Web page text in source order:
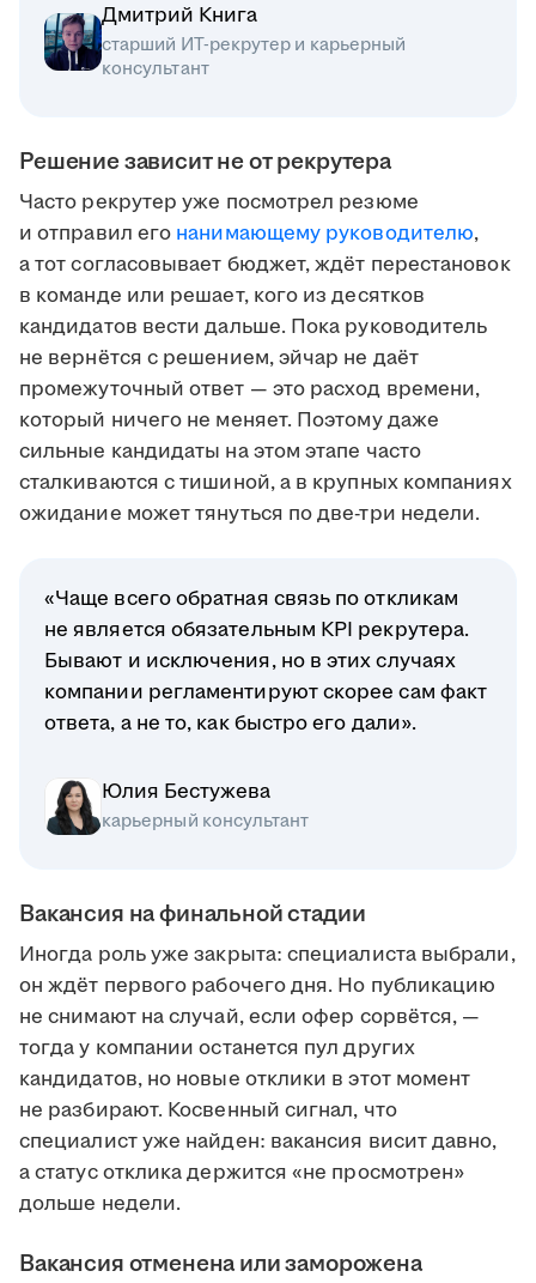
Дмитрий Книга
старший ИТ-рекрутер и карьерный
консультант
Решение зависит не от рекрутера
Часто рекрутер уже посмотрел резюме
и отправил его нанимающему руководителю,
а тот согласовывает бюджет, ждёт перестановок
в команде или решает, кого из десятков
кандидатов вести дальше. Пока руководитель
не вернётся с решением, эйчар не даёт
промежуточный ответ — это расход времени,
который ничего не меняет. Поэтому даже
сильные кандидаты на этом этапе часто
сталкиваются с тишиной, а в крупных компаниях
ожидание может тянуться по две-три недели.
«Чаще всего обратная связь по откликам
не является обязательным KPI рекрутера.
Бывают и исключения, но в этих случаях
компании регламентируют скорее сам факт
ответа, а не то, как быстро его дали».
Юлия Бестужева
карьерный консультант
Вакансия на финальной стадии
Иногда роль уже закрыта: специалиста выбрали,
он ждёт первого рабочего дня. Но публикацию
не снимают на случай, если офер сорвётся, —
тогда у компании останется пул других
кандидатов, но новые отклики в этот момент
не разбирают. Косвенный сигнал, что
специалист уже найден: вакансия висит давно,
а статус отклика держится «не просмотрен»
дольше недели.
Вакансия отменена или заморожена